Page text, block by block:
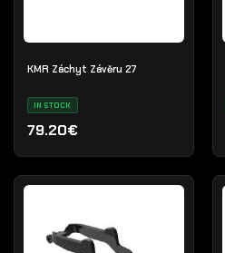
KMR Záchyt Závěru 27
IN STOCK
79.20€